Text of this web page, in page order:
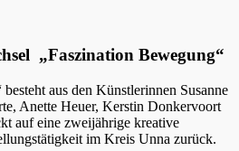
„Faszination Bewegung“
aus den Künstlerinnen Susanne
Anette Heuer, Kerstin Donkervoort
auf eine zweijährige kreative
im Kreis Unna zurück.